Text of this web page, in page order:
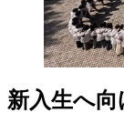
新入生へ向